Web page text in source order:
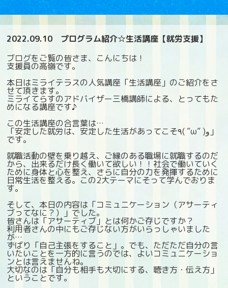
2022.09.10
プログラム紹介☆生活講座【就労支援】
ブログをご覧の皆さま、こんにちは！
支援員の高嶺です。
本日はミライテラスの人気講座「生活講座」のご紹介をさ
せて頂きます。
ミライてらすのアドバイザー三橋講師による、とってもた
めになる講座です♪
この生活講座の合言葉は…
「安定した就労は、安定した生活があってこそ٩( ”ω” )و」
です。
就職活動の壁を乗り越え、ご縁のある職場に就職するのだ
から、出来るだけ長く働いて欲しい！！社会で働いていく
ために身体と心を整え、さらに自分の力を発揮するために
日常生活を整える。この2大テーマにそって学んでおりま
す。
そして、本日の内容は「コミュニケーション（アサーティ
ブってなに？）」でした。
皆さんは「アサーティブ」とは何かご存じですか？
利用者さんの中にもご存じない方がいらっしゃいました
が…
ずばり「自己主張をすること」。でも、ただただ自分の言
いたいことを一方的に言うのでは、よいコミュニケーショ
ンとは言えませんね。
大切なのは「自分も相手も大切にする、聴き方・伝え方」
ということです。